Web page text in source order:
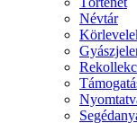
Névtár